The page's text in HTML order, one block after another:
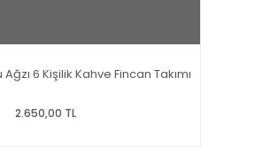
6 Kişilik Kahve Fincan Takımı
2.650,00 TL